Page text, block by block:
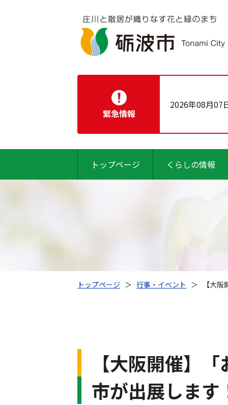
緊急情報
2026年08月07
トップページ くらしの情報
トップページ ＞ 行事・イベント ＞ 【大
【大阪開催】
市が出展します